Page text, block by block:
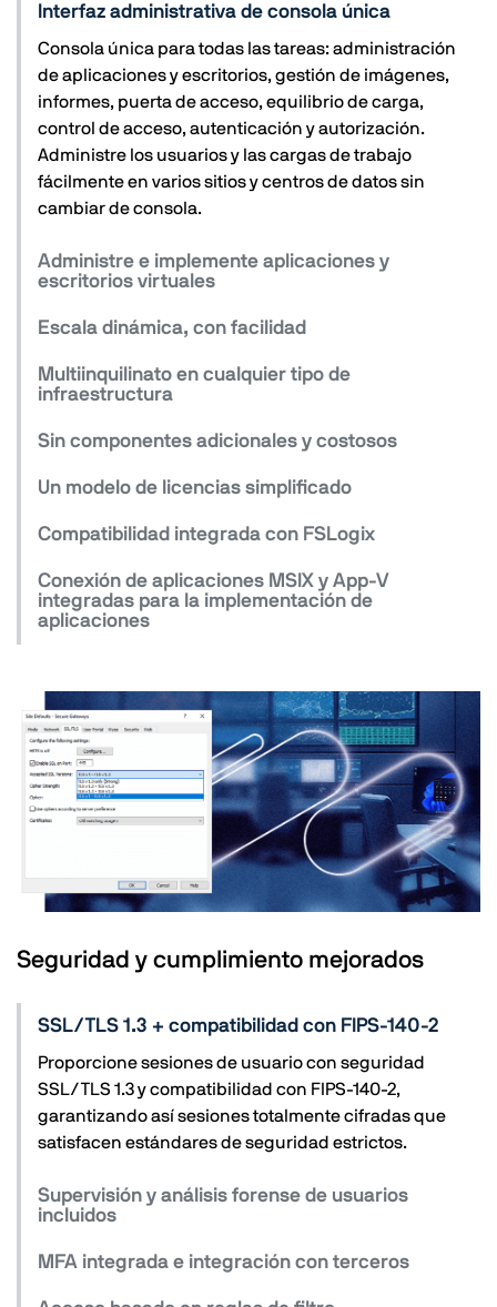
Interfaz administrativa de consola única
Consola única para todas las tareas: administración
de aplicaciones y escritorios, gestión de imágenes,
informes, puerta de acceso, equilibrio de carga,
control de acceso, autenticación y autorización.
Administre los usuarios y las cargas de trabajo
fácilmente en varios sitios y centros de datos sin
cambiar de consola.
Administre e implemente aplicaciones y
escritorios virtuales
Escala dinámica, con facilidad
Multiinquilinato en cualquier tipo de
infraestructura
Sin componentes adicionales y costosos
Un modelo de licencias simplificado
Compatibilidad integrada con FSLogix
Conexión de aplicaciones MSIX y App-V
integradas para la implementación de
aplicaciones
Seguridad y cumplimiento mejorados
SSL/TLS 1.3 + compatibilidad con FIPS-140-2
Proporcione sesiones de usuario con seguridad
SSL/TLS 1.3 y compatibilidad con FIPS-140-2,
garantizando así sesiones totalmente cifradas que
satisfacen estándares de seguridad estrictos.
Supervisión y análisis forense de usuarios
incluidos
MFA integrada e integración con terceros